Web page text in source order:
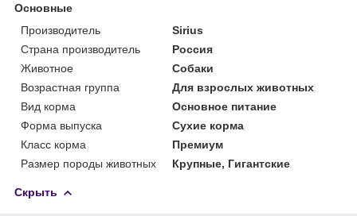
Основные
Производитель
Sirius
Страна производитель
Россия
Животное
Собаки
Возрастная группа
Для взрослых животных
Вид корма
Основное питание
Форма выпуска
Сухие корма
Класс корма
Премиум
Размер породы животных
Крупные, Гигантские
Скрыть